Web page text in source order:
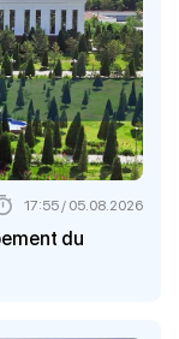
du
17:55 / 05.08.2026